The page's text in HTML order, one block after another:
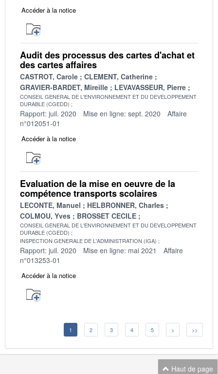
Accéder à la notice
Audit des processus des cartes d'achat et
des cartes affaires
CASTROT, Carole
CLEMENT, Catherine
GRAVIER-BARDET, Mireille
LEVAVASSEUR, Pierre
CONSEIL GENERAL DE L'ENVIRONNEMENT ET DU DEVELOPPEMENT
DURABLE (CGEDD)
Rapport: juil. 2020 Mise en ligne: sept. 2020
Affaire
n°012051-01
Accéder à la notice
Evaluation de la mise en oeuvre de la
compétence transports scolaires
LECONTE, Manuel
HELBRONNER, Charles
COLMOU, Yves
BROSSET CECILE
CONSEIL GENERAL DE L'ENVIRONNEMENT ET DU DEVELOPPEMENT
DURABLE (CGEDD)
INSPECTION GENERALE DE L'ADMINISTRATION (IGA)
Rapport: juil. 2020 Mise en ligne: mai 2021
Affaire
n°013253-01
Accéder à la notice
1 2 3 4 5 > >>
Haut de page